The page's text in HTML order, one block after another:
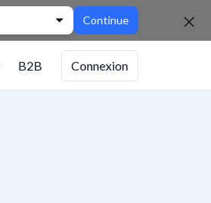
Continue
B2B Connexion